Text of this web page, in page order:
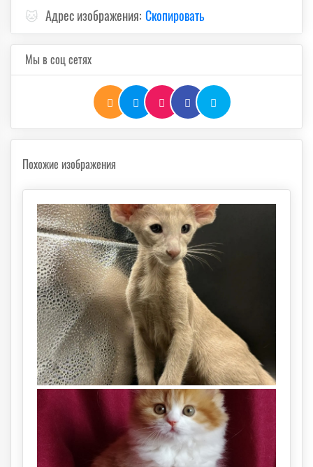
🐱 Адрес изображения: Скопировать
Мы в соц сетях
Похожие изображения